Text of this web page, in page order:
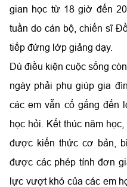
gian học từ 18 giờ đến
tuần do cán bộ, chiến sĩ
tiếp đứng lớp giảng dạy.
Dù điều kiện cuộc sống
ngày phải phụ giúp gia
các em vẫn cố gắng đến
học hỏi. Kết thúc năm
được kiến thức cơ bản,
được các phép tính đơn
lực vượt khó của các em